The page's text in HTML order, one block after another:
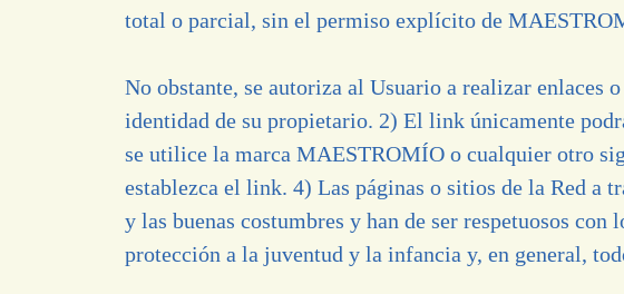
total o parcial, sin el permiso explícito de
No obstante, se autoriza al Usuario a realizar enlaces
identidad de su propietario. 2) El link únicamente
se utilice la marca MAESTROMÍO o cualquier otro
establezca el link. 4) Las páginas o sitios de la Red a
y las buenas costumbres y han de ser respetuosos
protección a la juventud y la infancia y, en general,